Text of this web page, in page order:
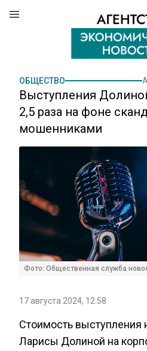
ОБЩЕСТВО
Выступления
2,5 раза на фоне
мошенниками
Фото: Общественная служба
17 августа 2024, 12:58
Стоимость выступления
Ларисы Долиной на